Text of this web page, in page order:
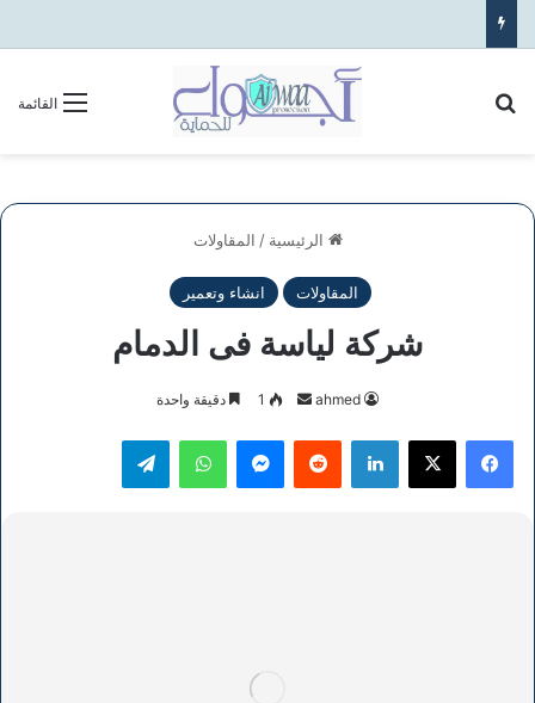
القائمة
الرئيسية / المقاولات
المقاولات انشاء وتعمير
شركة لياسة فى الدمام
ahmed
أرسل
إلكترونيا
1 دقيقة واحدة
فيسبوك ‫X لينكدإن ماسنجر واتساب تيلقرام